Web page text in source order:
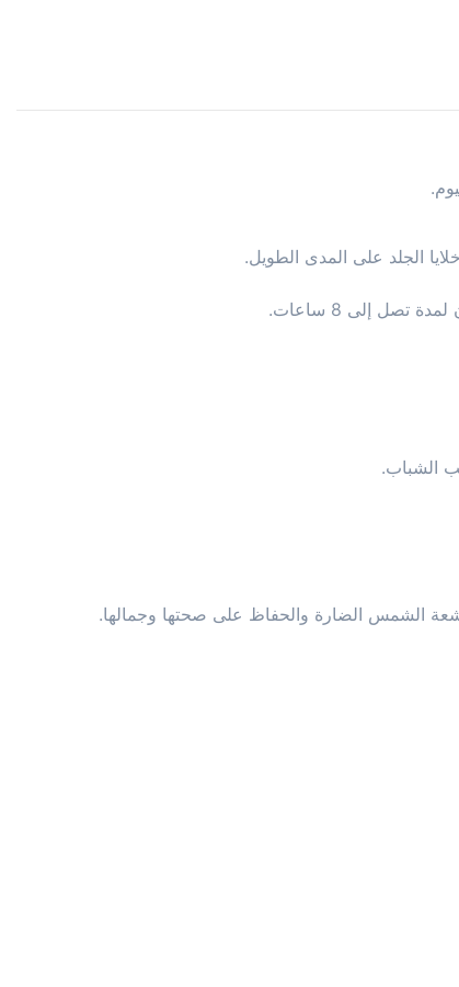
إلى 8 ساعات.
الشباب.
الشمس الضارة والحفاظ على صحتها وجمالها.